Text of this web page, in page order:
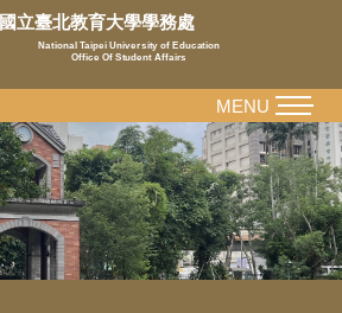
國立臺北教育大學學務處
National Taipei University of Education
Office Of Student Affairs
MENU